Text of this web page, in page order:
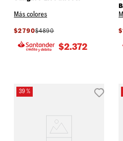
Más colores
$2790$4890
$2.372
$
39 %